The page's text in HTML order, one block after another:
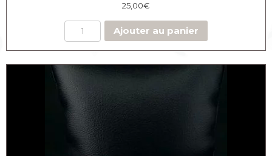
25,00€
Ajouter au panier